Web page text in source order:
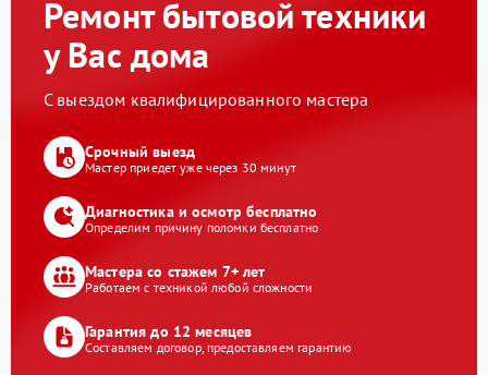
Ремонт бытовой техники
у Вас дома
С выездом квалифицированного мастера
Срочный выезд
Мастер приедет уже через 30 минут
Диагностика и осмотр бесплатно
Определим причину поломки бесплатно
Мастера со стажем 7+ лет
Работаем с техникой любой сложности
Гарантия до 12 месяцев
Составляем договор, предоставляем гарантию